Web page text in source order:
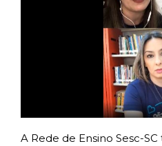
A Rede de Ensino Sesc-